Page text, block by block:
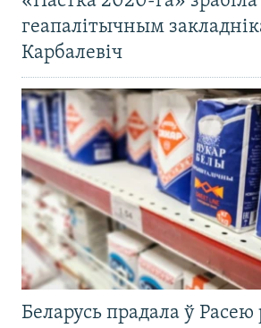
геапалітычным
Карбалевіч
Беларусь прадала ў